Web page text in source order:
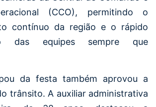
(CCO), permitindo o
contínuo da região e o rápido
das equipes sempre que
da festa também aprovou a
trânsito. A auxiliar administrativa